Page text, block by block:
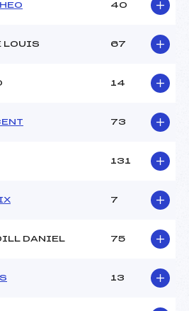
40
LOUIS 67
14
73
131
7
DANIEL 75
13